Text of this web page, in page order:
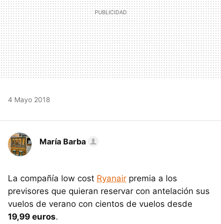
4 Mayo 2018
María Barba
La compañía low cost Ryanair premia a los
previsores que quieran reservar con antelación sus
vuelos de verano con cientos de vuelos desde
19,99 euros.